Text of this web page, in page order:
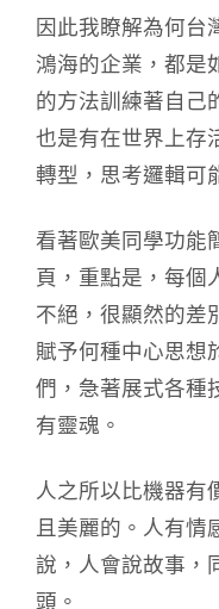
因此我瞭解為何台
鴻海的企業，都是
的方法訓練著自己
也是有在世界上存
轉型，思考邏輯可
看著歐美同學功能
頁，重點是，每個
不絕，很顯然的差
賦予何種中心思想
們，急著展式各種
有靈魂。
人之所以比機器有
且美麗的。人有情
說，人會說故事，
頭。